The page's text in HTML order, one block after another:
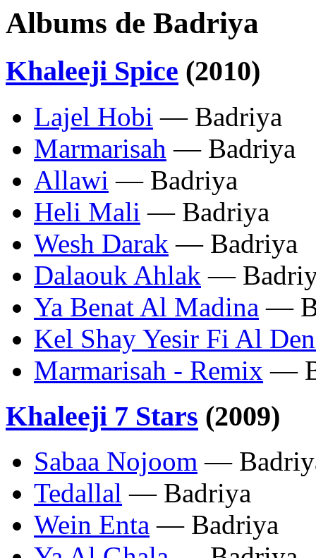
Albums de Badriya
Khaleeji Spice (2010)
Lajel Hobi — Badriya
Marmarisah — Badriya
Allawi — Badriya
Heli Mali — Badriya
Wesh Darak — Badriya
Dalaouk Ahlak —
Ya Benat Al Madina —
Kel Shay Yesir Fi Al
Marmarisah - Remix —
Khaleeji 7 Stars (2009)
Sabaa Nojoom —
Tedallal — Badriya
Wein Enta — Badriya